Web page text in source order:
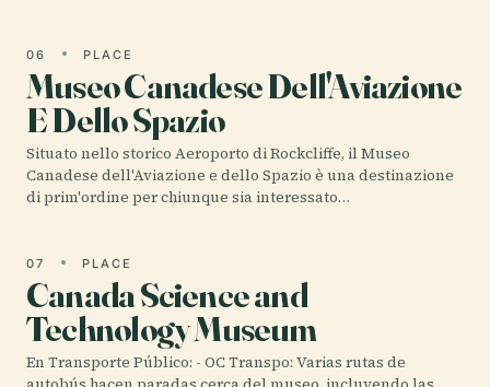
06 PLACE
Museo Canadese Dell'Aviazione
E Dello Spazio
Situato nello storico Aeroporto di Rockcliffe, il Museo
Canadese dell'Aviazione e dello Spazio è una destinazione
di prim'ordine per chiunque sia interessato…
07 PLACE
Canada Science and
Technology Museum
En Transporte Público: - OC Transpo: Varias rutas de